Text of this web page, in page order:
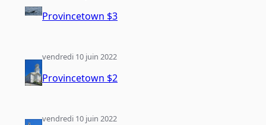
Provincetown $3
Provincetown $2
vendredi 10 juin 2022
vendredi 10 juin 2022